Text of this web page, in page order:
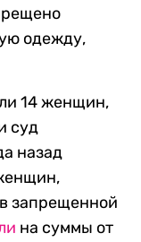
одежду,
14 женщин,
суд
назад
запрещенной
на суммы от